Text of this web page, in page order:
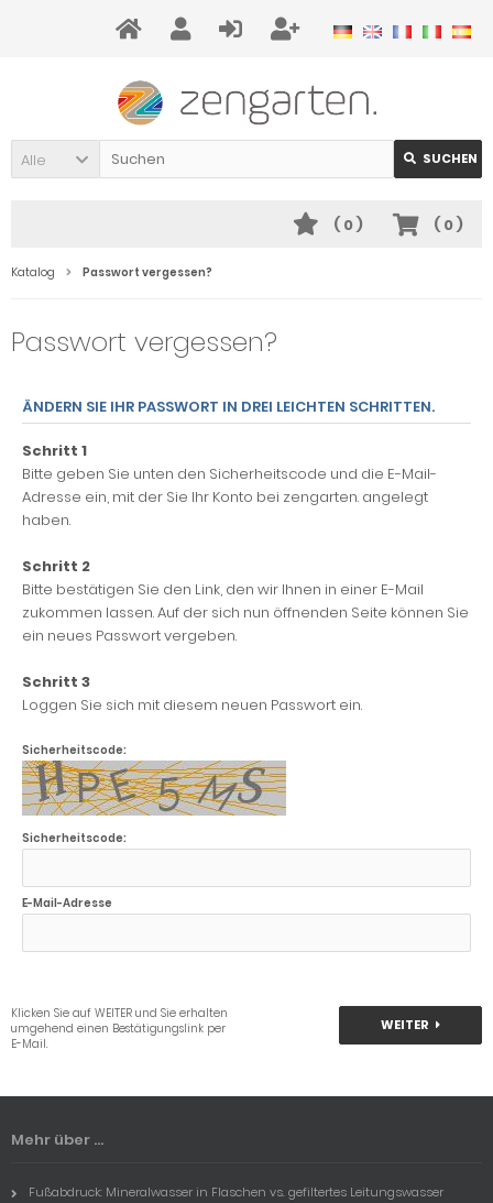
Alle SUCHEN
( 0)
( 0)
Katalog Passwort vergessen?
Passwort vergessen?
ÄNDERN SIE IHR PASSWORT IN DREI LEICHTEN SCHRITTEN.
Schritt 1
Bitte geben Sie unten den Sicherheitscode und die E-Mail-
Adresse ein, mit der Sie Ihr Konto bei zengarten. angelegt
haben.
Schritt 2
Bitte bestätigen Sie den Link, den wir Ihnen in einer E-Mail
zukommen lassen. Auf der sich nun öffnenden Seite können Sie
ein neues Passwort vergeben.
Schritt 3
Loggen Sie sich mit diesem neuen Passwort ein.
Sicherheitscode:
Sicherheitscode:
E-Mail-Adresse
Klicken Sie auf WEITER und Sie erhalten
umgehend einen Bestätigungslink per
E-Mail.
WEITER
Mehr über ...
Fußabdruck: Mineralwasser in Flaschen vs. gefiltertes Leitungswasser